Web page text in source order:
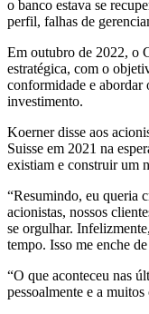
o banco estava se
perfil, falhas de
Em outubro de 2022, o
estratégica, com o
conformidade e abordar
investimento.
Koerner disse aos
Suisse em 2021 na
existiam e construir um
“Resumindo, eu queria
acionistas, nossos
se orgulhar.
tempo. Isso me enche
“O que aconteceu nas
pessoalmente e a